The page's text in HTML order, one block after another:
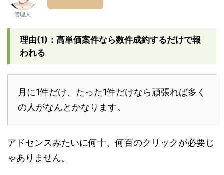
管理人
理由(1)：高単価案件なら数件成約するだけで報
われる
月に1件だけ、たった1件だけなら頑張れば多く
の人がなんとかなります。
アドセンスみたいに何十、何百のクリックが必要じ
ゃありません。